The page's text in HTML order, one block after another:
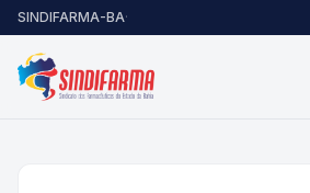
Pular para o conteúdo
SINDIFARMA-BA·